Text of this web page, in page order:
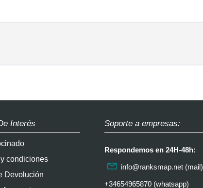
Interés
condiciones
Devolución
Soporte a empresas:
Respondemos en 24H-48h:
info@ranksmap.net (mail)
+34654965870 (whatsapp)